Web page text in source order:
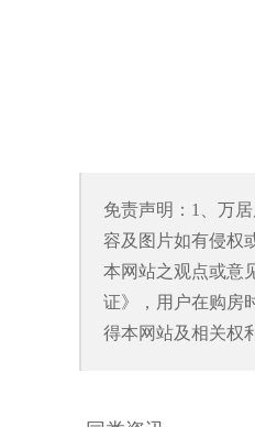
免责声明：1、万
容及图片如有侵权
本网站之观点或意
证》，用户在购房
得本网站及相关权